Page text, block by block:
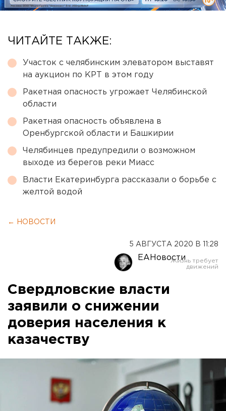
ЧИТАЙТЕ ТАКЖЕ:
Участок с челябинским элеватором выставят
на аукцион по КРТ в этом году
Ракетная опасность угрожает Челябинской
области
Ракетная опасность объявлена в
Оренбургской области и Башкирии
Челябинцев предупредили о возможном
выходе из берегов реки Миасс
Власти Екатеринбурга рассказали о борьбе с
желтой водой
← НОВОСТИ
5 АВГУСТА 2020 В 11:28
ЕАНовости
Свердловские власти
заявили о снижении
доверия населения к
казачеству